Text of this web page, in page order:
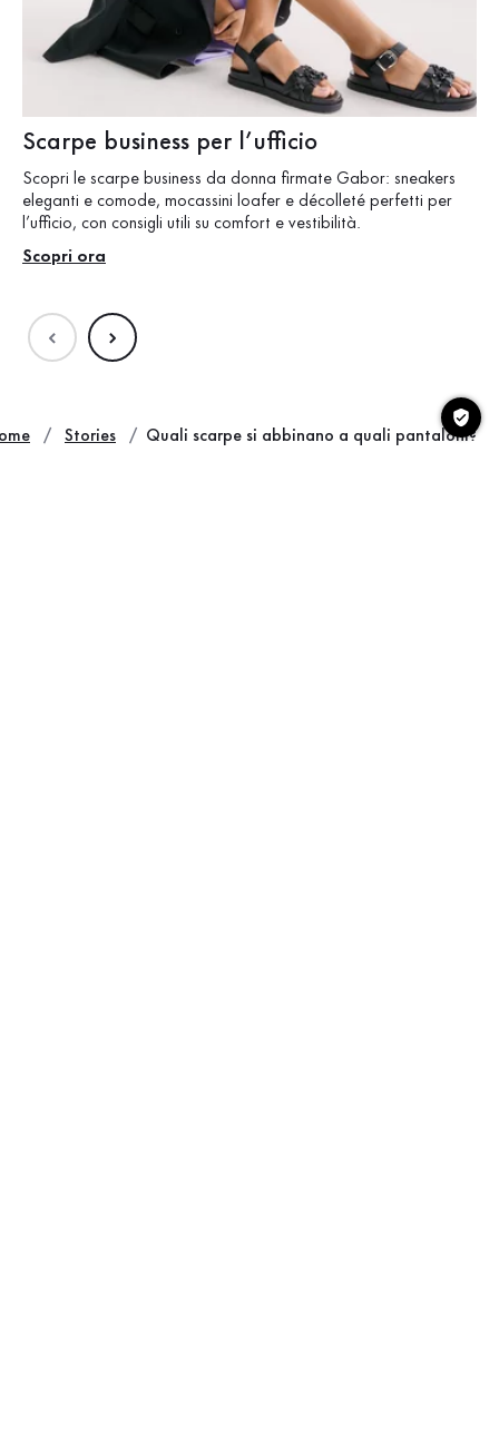
Scarpe business per l’ufficio
Scopri le scarpe business da donna firmate Gabor: sneakers
eleganti e comode, mocassini loafer e décolleté perfetti per
l’ufficio, con consigli utili su comfort e vestibilità.
Scopri ora
Stories Quali scarpe si abbinano a quali pantaloni?